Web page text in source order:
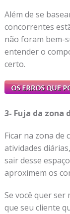
Além de se
concorrentes
não foram bem-
entender o
certo.
3- Fuja da zona
Ficar na zona
atividades
sair desse
aproximem os
Se você quer ser
que seu cliente